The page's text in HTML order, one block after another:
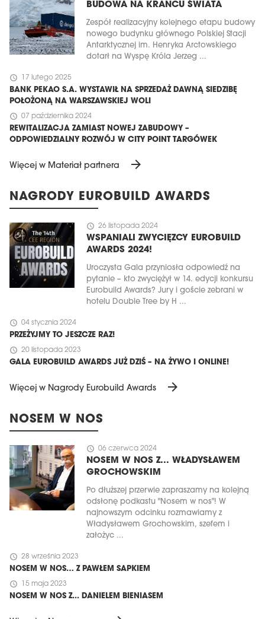
BUDOWA NA KRAŃCU ŚWIATA
Zespół realizacyjny kolejnego etapu budowy
nowego budynku głównego Polskiej Stacji
Antarktycznej im. Henryka Arctowskiego
dotarł na Wyspę Króla Jerzeg ...
schedule 17 lutego 2025
BANK PEKAO S.A. WYSTAWIŁ NA SPRZEDAŻ DAWNĄ SIEDZIBĘ
POŁOŻONĄ NA WARSZAWSKIEJ WOLI
schedule 07 października 2024
REWITALIZACJA ZAMIAST NOWEJ ZABUDOWY –
ODPOWIEDZIALNY ROZWÓJ W CITY POINT TARGÓWEK
Więcej w Materiał partnera arrow_forward
NAGRODY EUROBUILD AWARDS
schedule 26 listopada 2024
WSPANIALI ZWYCIĘZCY EUROBUILD
AWARDS 2024!
Uroczysta Gala przyniosła odpowiedź na
pytanie – kto zwyciężył w 14. edycji konkursu
Eurobuild Awards? Jury i goście zebrani w
hotelu Double Tree by H ...
schedule 04 stycznia 2024
PRZEŻYJMY TO JESZCZE RAZ!
schedule 20 listopada 2023
GALA EUROBUILD AWARDS JUŻ DZIŚ – NA ŻYWO I ONLINE!
Więcej w Nagrody Eurobuild Awards arrow_forward
NOSEM W NOS
schedule 06 czerwca 2024
NOSEM W NOS Z... WŁADYSŁAWEM
GROCHOWSKIM
Po dłuższej przerwie zapraszamy na kolejną
odsłonę podkastu "Nosem w nos"! W
najnowszym odcinku rozmawiamy z
Władysławem Grochowskim, szefem i
założyc ...
schedule 28 września 2023
NOSEM W NOS… Z PAWŁEM SAPKIEM
schedule 15 maja 2023
NOSEM W NOS Z... DANIELEM BIENIASEM